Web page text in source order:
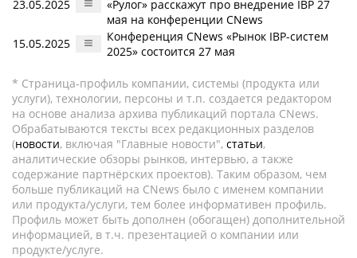
23.05.2025
«Рулог» расскажут про внедрение IBP 27
мая на конференции CNews
15.05.2025
Конференция CNews «Рынок IBP-систем
2025» состоится 27 мая
* Страница-профиль компании, системы (продукта или
услуги), технологии, персоны и т.п. создается редактором
на основе анализа архива публикаций портала CNews.
Обрабатываются тексты всех редакционных разделов
(новости, включая "Главные новости", статьи,
аналитические обзоры рынков, интервью, а также
содержание партнёрских проектов). Таким образом, чем
больше публикаций на CNews было с именем компании
или продукта/услуги, тем более информативен профиль.
Профиль может быть дополнен (обогащен) дополнительной
информацией, в т.ч. презентацией о компании или
продукте/услуге.